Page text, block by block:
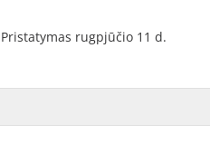
Pristatymas rugpjūčio 11 d.